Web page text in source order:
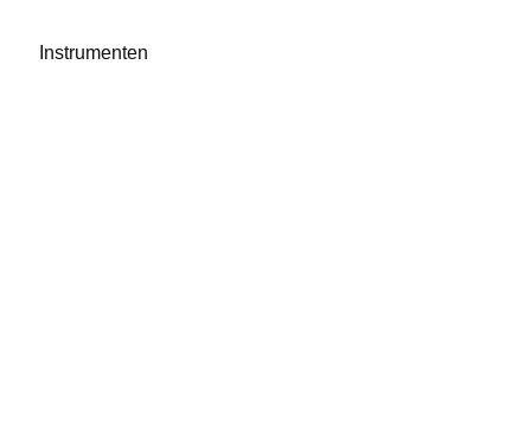
Instrumenten